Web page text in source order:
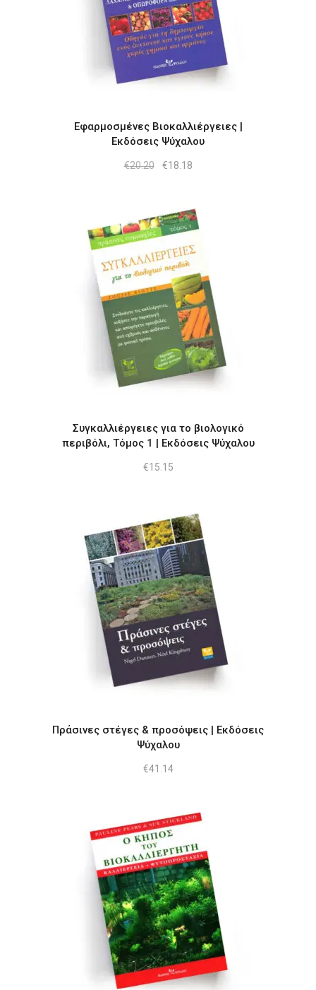
Εφαρμοσμένες Βιοκαλλιέργειες |
Εκδόσεις Ψύχαλου
€20.20
Original
€18.18Η
Συγκαλλιέργειες για το βιολογικό
περιβόλι, Τόμος 1 | Εκδόσεις Ψύχαλου
€15.15
Πράσινες στέγες & προσόψεις | Εκδόσεις
Ψύχαλου
€41.14